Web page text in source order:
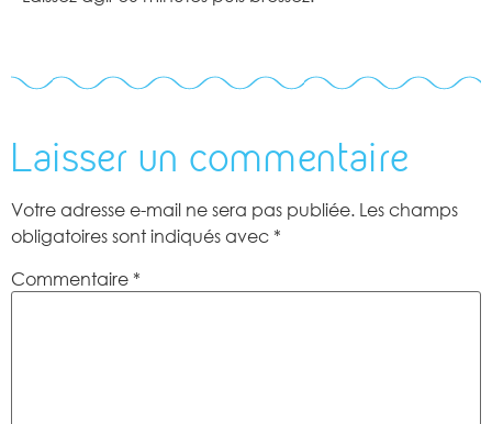
Laisser un commentaire
Votre adresse e-mail ne sera pas publiée. Les champs
obligatoires sont indiqués avec *
Commentaire *